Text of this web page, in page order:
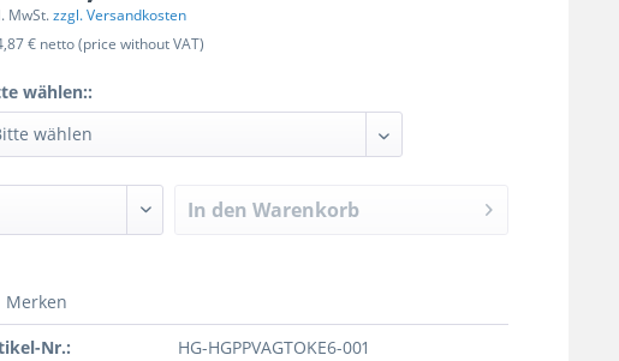
MwSt.zzgl. Versandkosten
€ netto (price without VAT)
wählen::
In den Warenkorb
Merken
Nr.:
HG-HGPPVAGTOKE6-001